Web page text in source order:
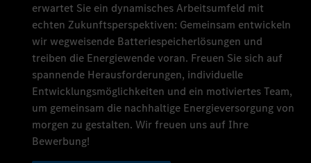
erwartet Sie ein dynamisches Arbeitsumfeld mit
echten Zukunftsperspektiven: Gemeinsam entwickeln
wir wegweisende Batteriespeicherlösungen und
treiben die Energiewende voran. Freuen Sie sich auf
spannende Herausforderungen, individuelle
Entwicklungsmöglichkeiten und ein motiviertes Team,
um gemeinsam die nachhaltige Energieversorgung von
morgen zu gestalten. Wir freuen uns auf Ihre
Bewerbung!